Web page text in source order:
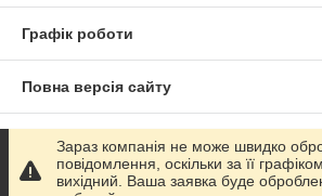
Графік роботи
Повна версія сайту
Сайт створено на маркетплейсі
Зараз компанія не може швидко
повідомлення, оскільки за її
вихідний. Ваша заявка буде